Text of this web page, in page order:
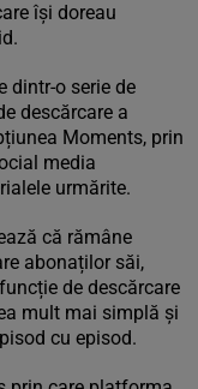
își doreau
dintr-o serie de
descărcare a
Moments, prin
media
urmărite.
că rămâne
abonaților săi,
de descărcare
mult mai simplă și
cu episod.